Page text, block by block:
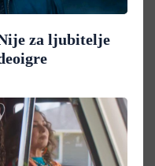
za ljubitelje